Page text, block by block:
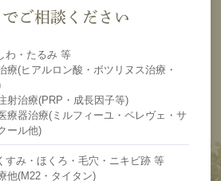
ご相談ください
わ・たるみ 等
療(ヒアルロン酸・ボツリヌス治療・
射治療(PRP・成長因子等)
療器治療(ミルフィーユ・ペレヴェ・サ
ール他)
すみ・ほくろ・毛穴・ニキビ跡 等
他(M22・タイタン)